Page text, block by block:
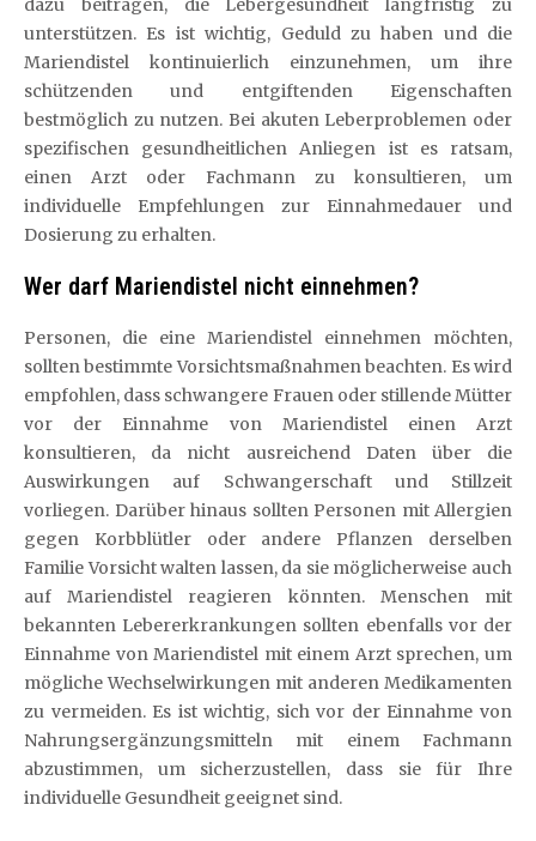
unterstützen. Es ist wichtig, Geduld zu haben und die
Mariendistel kontinuierlich einzunehmen, um ihre
schützenden und entgiftenden Eigenschaften
bestmöglich zu nutzen. Bei akuten Leberproblemen oder
spezifischen gesundheitlichen Anliegen ist es ratsam,
einen Arzt oder Fachmann zu konsultieren, um
individuelle Empfehlungen zur Einnahmedauer und
Dosierung zu erhalten.
Wer darf Mariendistel nicht einnehmen?
Personen, die eine Mariendistel einnehmen möchten,
sollten bestimmte Vorsichtsmaßnahmen beachten. Es wird
empfohlen, dass schwangere Frauen oder stillende Mütter
vor der Einnahme von Mariendistel einen Arzt
konsultieren, da nicht ausreichend Daten über die
Auswirkungen auf Schwangerschaft und Stillzeit
vorliegen. Darüber hinaus sollten Personen mit Allergien
gegen Korbblütler oder andere Pflanzen derselben
Familie Vorsicht walten lassen, da sie möglicherweise auch
auf Mariendistel reagieren könnten. Menschen mit
bekannten Lebererkrankungen sollten ebenfalls vor der
Einnahme von Mariendistel mit einem Arzt sprechen, um
mögliche Wechselwirkungen mit anderen Medikamenten
zu vermeiden. Es ist wichtig, sich vor der Einnahme von
Nahrungsergänzungsmitteln mit einem Fachmann
abzustimmen, um sicherzustellen, dass sie für Ihre
individuelle Gesundheit geeignet sind.